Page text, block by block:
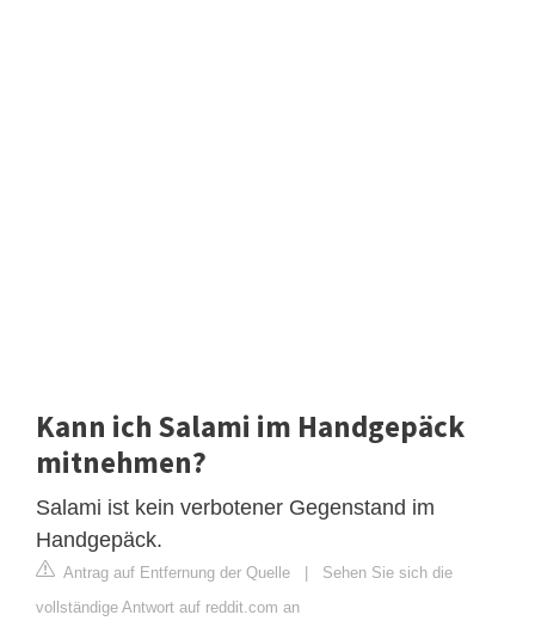
Kann ich Salami im Handgepäck
mitnehmen?
Salami ist kein verbotener Gegenstand im
Handgepäck.
Antrag auf Entfernung der Quelle | Sehen Sie sich die
vollständige Antwort auf reddit.com an